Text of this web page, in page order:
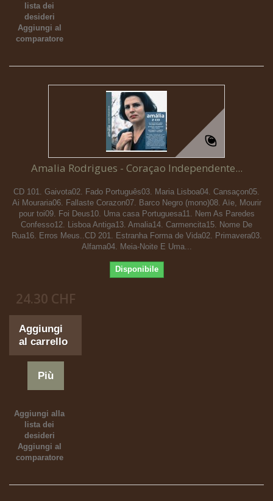
lista dei
desideri
Aggiungi al
comparatore
Amalia Rodrigues - Coraçao Independente...
CD 101. Gaivota02. Fado Português03. Maria Lisboa04. Cansaçon05.
Ai Mouraria06. Fallaste Corazon07. Barco Negro (mono)08. Aïe, Mourir
pour toi09. Foi Deus10. Uma casa Portuguesa11. Nem As Paredes
Confesso12. Lisboa Antiga13. Amalia14. Carmencita15. Nome De
Rua16. Erros Meus..CD 201. Estranha Forma de Vida02. Primavera03.
Alfama04. Meia-Noite E Uma...
Disponibile
24.30 CHF
Aggiungi
al carrello
Più
Aggiungi alla
lista dei
desideri
Aggiungi al
comparatore